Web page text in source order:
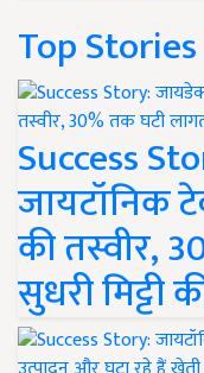
Top Stories
Success
जायटॉनिक
की तस्वीर,
सुधरी मिट्टी